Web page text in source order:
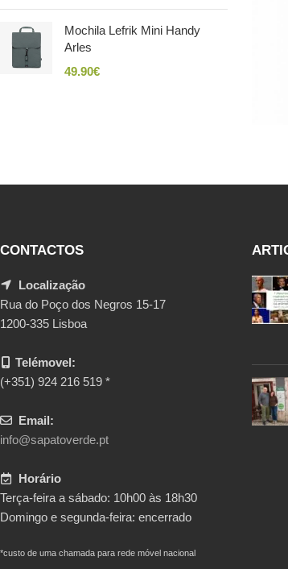
Mochila Lefrik Mini Handy
Arles
49.90€
CONTACTOS
Localização
Rua do Poço dos Negros 15-17
1200-335 Lisboa
Telémovel:
(+351) 924 216 519 *
Email:
info@sapatoverde.pt
Horário
Terça-feira a sábado: 10h00 às 18h30
Domingo e segunda-feira: encerrado
*custo de uma chamada para rede móvel nacional